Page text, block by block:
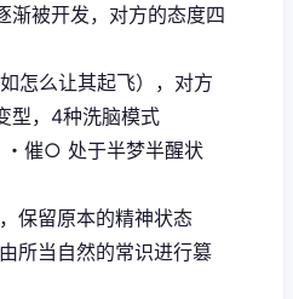
渐被开发，对方的态度四
怎么让其起飞），对方
型，4种洗脑模式
催○ 处于半梦半醒状
保留原本的精神状态
所当自然的常识进行篡